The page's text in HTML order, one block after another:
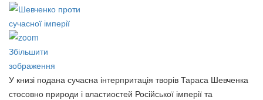
Збільшити
зображення
У книзі подана сучасна інтерпритація творів Тараса Шевченка
стосовно природи і властиостей Російської імперії та